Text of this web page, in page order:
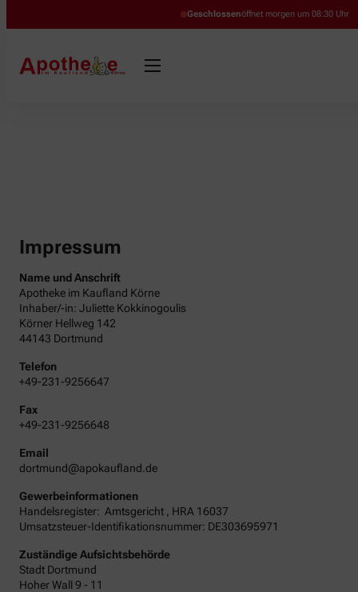
Geschlossenöffnet morgen um 08:30 Uhr
Impressum
Name und Anschrift
Apotheke im Kaufland Körne
Inhaber/-in: Juliette Kokkinogoulis
Körner Hellweg 142
44143 Dortmund
Telefon
+49-231-9256647
Fax
+49-231-9256648
Email
dortmund@apokaufland.de
Gewerbeinformationen
Handelsregister: Amtsgericht HRA 16037
Umsatzsteuer-Identifikationsnummer: DE303695971
Zuständige Aufsichtsbehörde
Stadt Dortmund
Hoher Wall 9 - 11